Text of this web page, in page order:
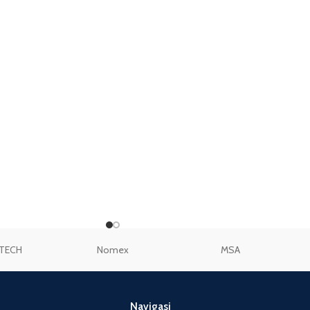
Nomex MSA
Navigasi